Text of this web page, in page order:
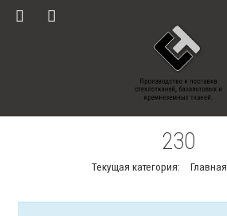
230
Текущая категория: Главная